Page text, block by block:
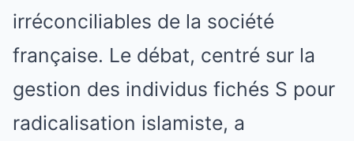
irréconciliables de la société
française. Le débat, centré sur la
gestion des individus fichés S pour
radicalisation islamiste, a